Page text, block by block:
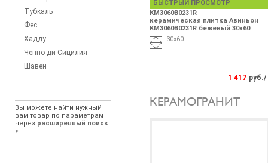
Тубкаль
Фес
Хадду
Чеппо ди Сицилия
Шавен
Вы можете найти нужный
вам товар по параметрам
через расширенный поиск
>
БЫСТРЫЙ ПРОСМОТР
KM3060B0231R
керамическая плитка Авиньон
KM3060B0231R бежевый 30х60
30х60
1 417 руб./
КЕРАМОГРАНИТ